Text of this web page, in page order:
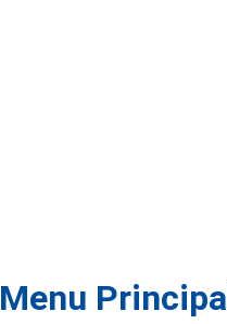
Menu Principal